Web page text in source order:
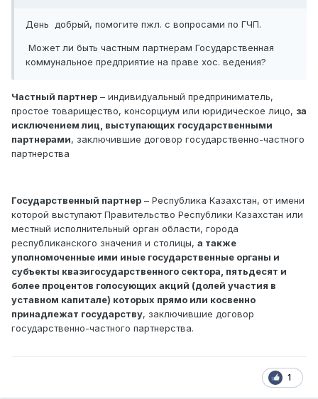
День добрый, помогите пжл. с вопросами по ГЧП.
Может ли быть частным партнерам Государственная
коммунальное предприятие на праве хос. ведения?
Частный партнер – индивидуальный предприниматель,
простое товарищество, консорциум или юридическое лицо, за
исключением лиц, выступающих государственными
партнерами, заключившие договор государственно-частного
партнерства
Государственный партнер – Республика Казахстан, от имени
которой выступают Правительство Республики Казахстан или
местный исполнительный орган области, города
республиканского значения и столицы, а также
уполномоченные ими иные государственные органы и
субъекты квазигосударственного сектора, пятьдесят и
более процентов голосующих акций (долей участия в
уставном капитале) которых прямо или косвенно
принадлежат государству, заключившие договор
государственно-частного партнерства.
1